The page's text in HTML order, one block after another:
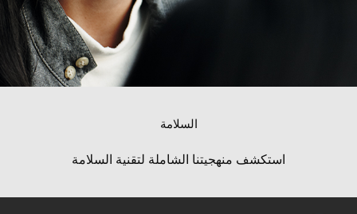
السلامة
استكشف منهجيتنا الشاملة لتقنية السلامة